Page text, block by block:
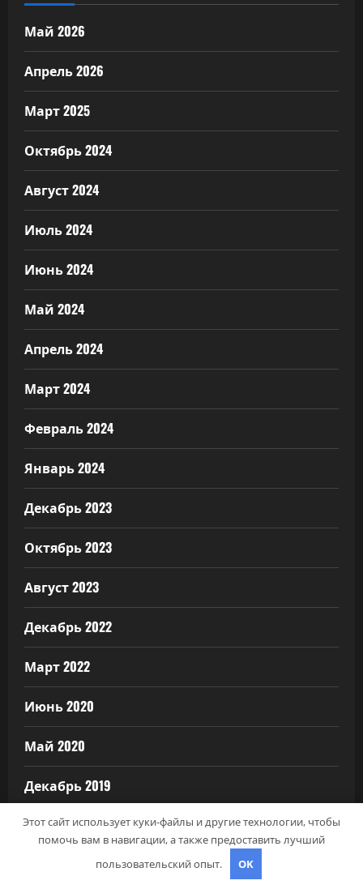
Май 2026
Апрель 2026
Март 2025
Октябрь 2024
Август 2024
Июль 2024
Июнь 2024
Май 2024
Апрель 2024
Март 2024
Февраль 2024
Январь 2024
Декабрь 2023
Октябрь 2023
Август 2023
Декабрь 2022
Март 2022
Июнь 2020
Май 2020
Декабрь 2019
Октябрь 2018
Сентябрь 2018
Этот сайт использует куки-файлы и другие технологии, чтобы
помочь вам в навигации, а также предоставить лучший
пользовательский опыт.
OK